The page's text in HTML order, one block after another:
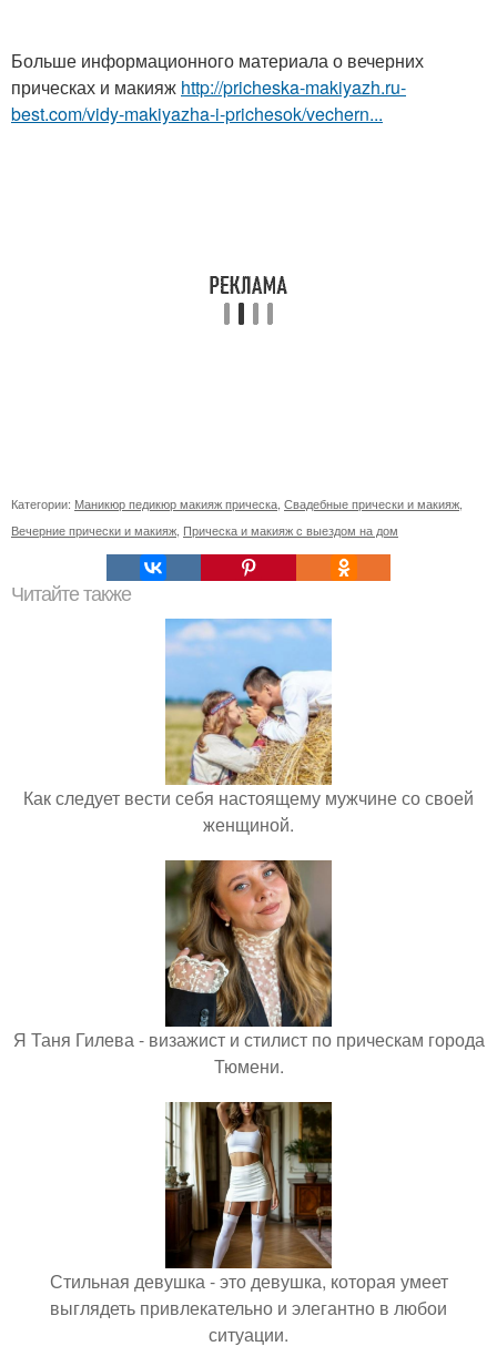
Больше информационного материала о вечерних
прическах и макияж http://pricheska-makiyazh.ru-
best.com/vidy-makiyazha-i-prichesok/vechern...
Категории: Маникюр педикюр макияж прическа Свадебные прически и макияж
Вечерние прически и макияж Прическа и макияж с выездом на дом
Читайте также
Как следует вести себя настоящему мужчине со своей
женщиной.
Я Таня Гилева - визажист и стилист по прическам города
Тюмени.
Стильная девушка - это девушка, которая умеет
выглядеть привлекательно и элегантно в любои
ситуации.